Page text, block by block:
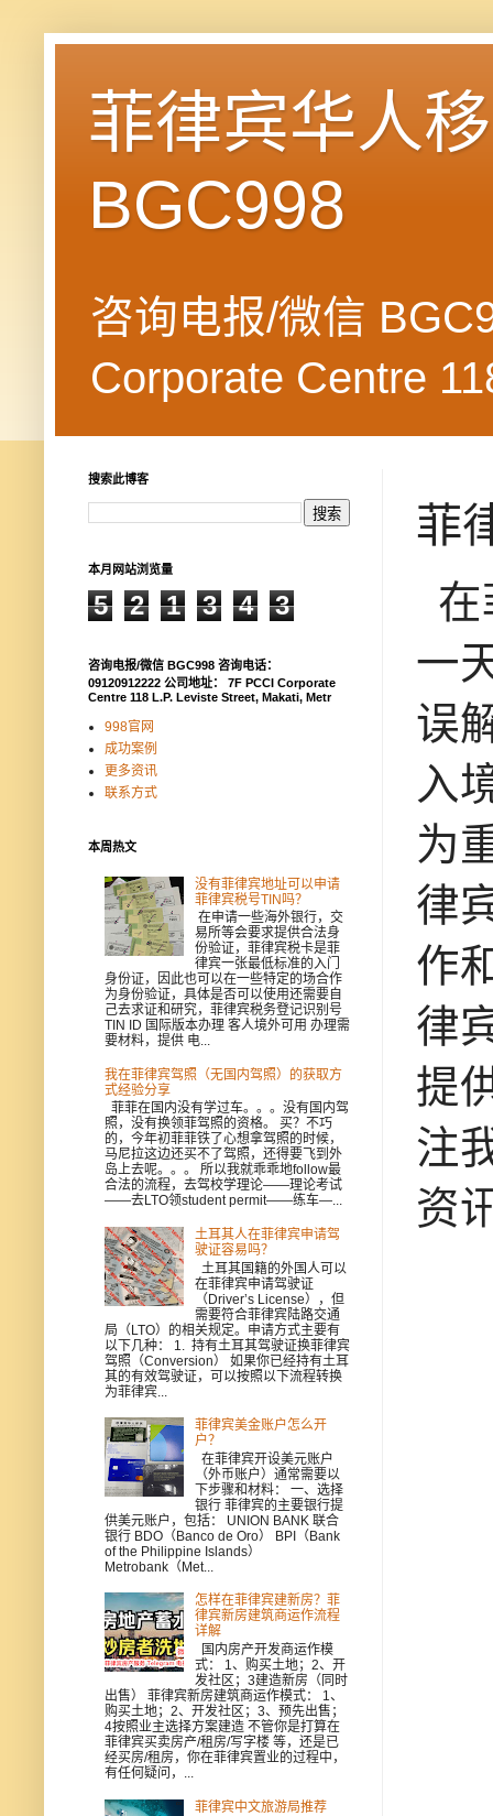
菲律宾华人
BGC998
咨询电报/微信
Corporate Centre
菲
在
一
误
入
为
律
作
律
提
注
资
搜索此博客
本月网站浏览量
5 2 1 3 4 3
咨询电报/微信 BGC998 咨询电话：
09120912222 公司地址： 7F PCCI Corporate
Centre 118 L.P. Leviste Street, Makati, Metr
998官网
成功案例
更多资讯
联系方式
本周热文
没有菲律宾地址可以申请
菲律宾税号TIN吗？
在申请一些海外银行，交
易所等会要求提供合法身
份验证，菲律宾税卡是菲
律宾一张最低标准的入门
身份证，因此也可以在一些特定的场合作
为身份验证，具体是否可以使用还需要自
己去求证和研究，菲律宾税务登记识别号
TIN ID 国际版本办理 客人境外可用 办理需
要材料，提供 电...
我在菲律宾驾照（无国内驾照）的获取方
式经验分享
菲菲在国内没有学过车。。。没有国内驾
照，没有换领菲驾照的资格。 买？不巧
的，今年初菲菲铁了心想拿驾照的时候，
马尼拉这边还买不了驾照，还得要飞到外
岛上去呢。。。 所以我就乖乖地follow最
合法的流程，去驾校学理论——理论考试
——去LTO领student permit——练车—...
土耳其人在菲律宾申请驾
驶证容易吗？
土耳其国籍的外国人可以
在菲律宾申请驾驶证
（Driver’s License），但
需要符合菲律宾陆路交通
局（LTO）的相关规定。申请方式主要有
以下几种： 1. 持有土耳其驾驶证换菲律宾
驾照（Conversion） 如果你已经持有土耳
其的有效驾驶证，可以按照以下流程转换
为菲律宾...
菲律宾美金账户怎么开
户？
在菲律宾开设美元账户
（外币账户）通常需要以
下步骤和材料： 一、选择
银行 菲律宾的主要银行提
供美元账户，包括： UNION BANK 联合
银行 BDO（Banco de Oro） BPI（Bank
of the Philippine Islands）
Metrobank（Met...
怎样在菲律宾建新房？菲
律宾新房建筑商运作流程
详解
国内房产开发商运作模
式： 1、购买土地；2、开
发社区；3建造新房（同时
出售） 菲律宾新房建筑商运作模式： 1、
购买土地；2、开发社区；3、预先出售；
4按照业主选择方案建造 不管你是打算在
菲律宾买卖房产/租房/写字楼 等，还是已
经买房/租房，你在菲律宾置业的过程中，
有任何疑问，...
菲律宾中文旅游局推荐